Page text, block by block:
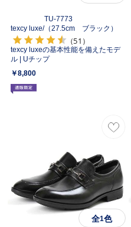
texcy luxe/
TU-7773
（27.5cm ブラック）
（51）
texcy luxeの基本性能を備えたモデ
ル | Uチップ
￥8,800
全1色